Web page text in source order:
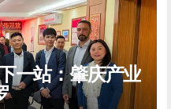
一站：肇庆产业